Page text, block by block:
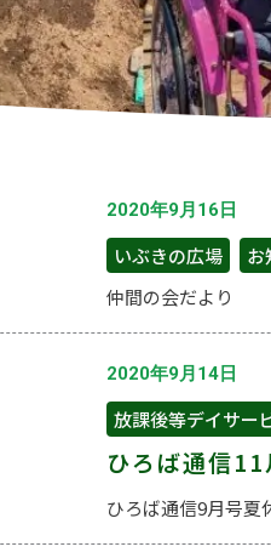
2020年9月16日
いぶきの広場 お
仲間の会だより
2020年9月14日
放課後等デイサー
ひろば通信11
ひろば通信9月号夏